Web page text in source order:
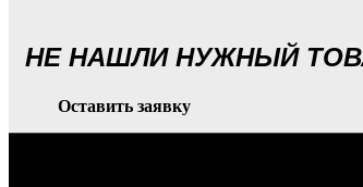
НЕ НАШЛИ НУЖНЫЙ
Оставить заявку